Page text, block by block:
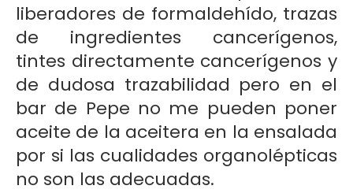
liberadores de formaldehído, trazas
de ingredientes cancerígenos,
tintes directamente cancerígenos y
de dudosa trazabilidad pero en el
bar de Pepe no me pueden poner
aceite de la aceitera en la ensalada
por si las cualidades organolépticas
no son las adecuadas.